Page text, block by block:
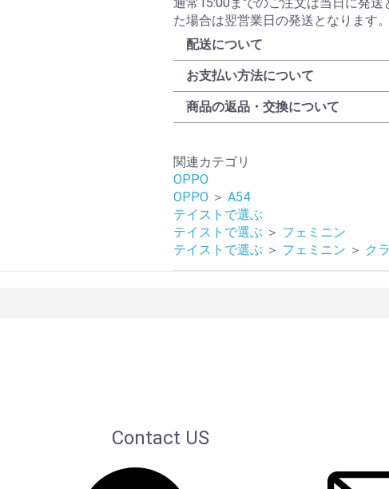
通常15:00までのご注文は当日に発
た場合は翌営業日の発送となります。
配送について
お支払い方法について
商品の返品・交換について
関連カテゴリ
OPPO
OPPO ＞ A54
テイストで選ぶ
テイストで選ぶ ＞ フェミニン
テイストで選ぶ ＞ フェミニン ＞ ク
Contact US